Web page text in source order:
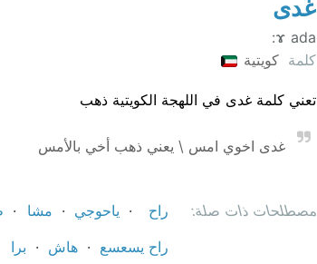
غدى
ɤ ada:
كلمة كويتية
تعني كلمة غدى في اللهجة الكويتية ذهب
غدى اخوي امس \ يعني ذهب أخي بالأمس
مصطلحات ذات صلة: راح ياحوجي مشا
راح يسعسع
هاش برا